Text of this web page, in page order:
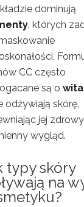
dominują
, których
CC często
są o
odżywiają skórę,
jej
wygląd.
typy skóry
na